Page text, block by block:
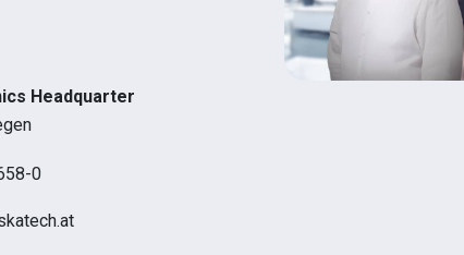
Headquarter
0